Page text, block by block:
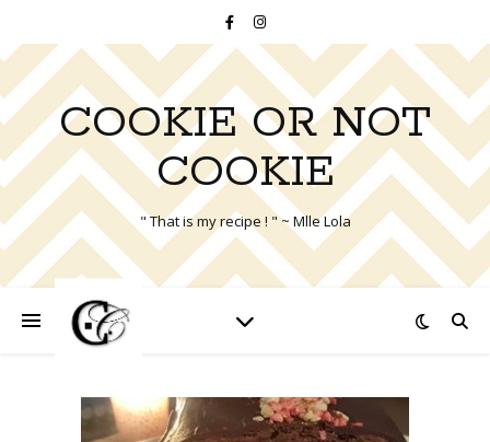
COOKIE OR NOT
COOKIE
" That is my recipe ! " ~ Mlle Lola